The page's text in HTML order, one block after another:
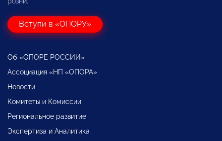
Вступи в «ОПОРУ»
Об «ОПОРЕ РОССИИ»
Ассоциация «НП «ОПОРА»
Новости
Комитеты и Комиссии
Региональное развитие
Экспертиза и Аналитика